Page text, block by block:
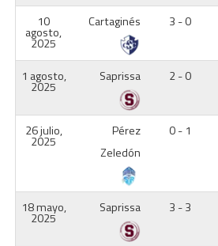
10
agosto,
2025
Cartaginés
3 - 0
1 agosto,
2025
Saprissa 2 - 0
26 julio,
2025
Pérez
Zeledón
0 - 1
18 mayo,
2025
Saprissa
3 - 3